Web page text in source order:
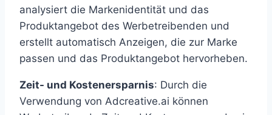
analysiert die Markenidentität und das
Produktangebot des Werbetreibenden und
erstellt automatisch Anzeigen, die zur Marke
passen und das Produktangebot hervorheben.
Zeit- und Kostenersparnis: Durch die
Verwendung von Adcreative.ai können